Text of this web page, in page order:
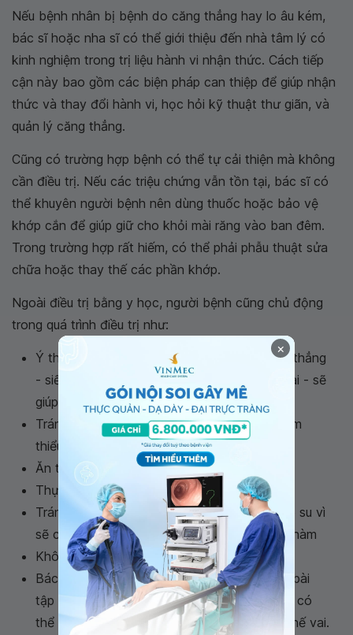
Nếu bệnh nhân bị bệnh do căng thẳng hay lo âu kém,
bác sĩ hoặc nha sĩ có thể giới thiệu đến nhà tâm lý có
kinh nghiệm trong trị liệu hành vi nhận thức. Cách tiếp
cận này bao gồm các biện pháp can thiệp để giúp nhận
thức và thay đổi hành vi, học hỏi kỹ thuật thư giãn, và
quản lý căng thẳng.
Cũng có trường hợp bệnh có thể tự cải thiện mà không
cần điều trị. Nếu các triệu chứng vẫn tồn tại, bác sĩ có
thể khuyên người bệnh nên dùng thuốc hoặc bảo vệ
khớp cắn để giúp giữ cho khỏi mài răng vào ban đêm.
Trong trường hợp rất hiếm, có thể phải phẫu thuật sửa
chữa hoặc thay thế các phần khớp.
Ngoài điều trị bằng y học, người bệnh cũng chủ động
trong quá trình điều trị như:
Ý thức hơn về thói quen liên quan đến căng thẳng
- siết chặt xương hàm, nghiến răng hoặc nhai - sẽ
giúp giảm bớt tần số đau.
Tránh sử dụng quá mức cơ quai hàm. Để giảm
thiểu việc sử dụng các cơ hàm như
Ăn thức ăn mềm.
Thực phẩm được cắt thành miếng nhỏ.
Tránh thực phẩm dính hoặc dai như kẹo cao su vì
sẽ cần hoạt động khớp nhai lâu dẫn tới mỏi hàm
Không mở miệng quá rộng trong khi ngáp.
Bác sĩ hoặc nha sĩ có thể chỉ cho cách làm bài
tập kéo căng các cơ hàm và xoa bóp. Cũng có
thể các bài tập để nâng cao đầu, cổ và tư thế vai.
×